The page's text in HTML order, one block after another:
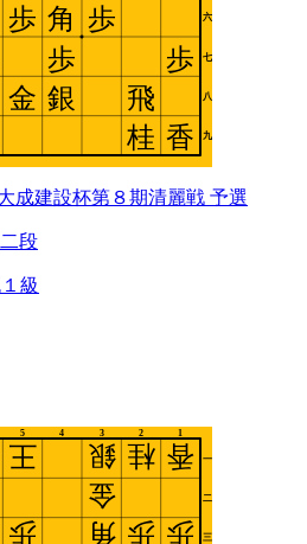
成建設杯第８期清麗戦 予選
段
級